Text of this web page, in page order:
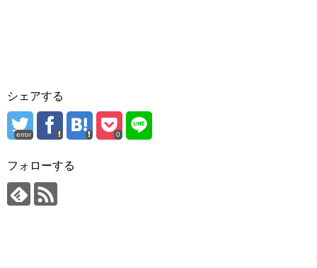
シェアする
error 0
フォローする